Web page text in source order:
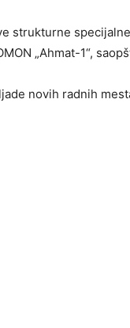
strukturne
„Ahmat-1“,
novih radnih